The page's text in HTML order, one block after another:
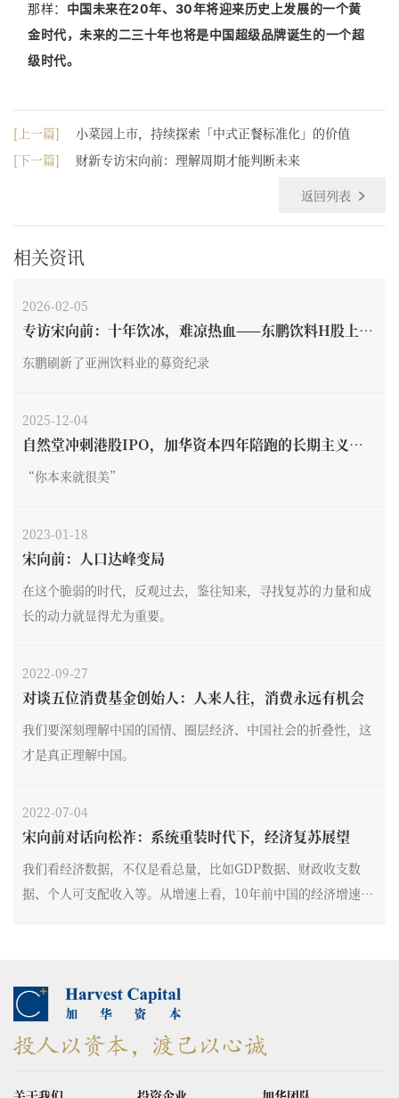
那样： 中国未来在20年、30年将迎来历史上发展的一个黄
金时代，未来的二三十年也将是中国超级品牌诞生的一个超
级时代。
[上一篇]
小菜园上市，持续探索「中式正餐标准化」的价值
[下一篇]
财新专访宋向前：理解周期才能判断未来
返回列表
相关资讯
2026-02-05
专访宋向前：十年饮冰，难凉热血——东鹏饮料H股上市
东鹏刷新了亚洲饮料业的募资纪录
2025-12-04
自然堂冲刺港股IPO，加华资本四年陪跑的长期主义实
“你本来就很美”
2023-01-18
宋向前：人口达峰变局
在这个脆弱的时代，反观过去，鉴往知来，寻找复苏的力量和成
长的动力就显得尤为重要。
2022-09-27
对谈五位消费基金创始人：人来人往，消费永远有机会
我们要深刻理解中国的国情、圈层经济、中国社会的折叠性，这
才是真正理解中国。
2022-07-04
宋向前对话向松祚：系统重装时代下，经济复苏展望
我们看经济数据，不仅是看总量，比如GDP数据、财政收支数
据、个人可支配收入等。从增速上看，10年前中国的经济增速开